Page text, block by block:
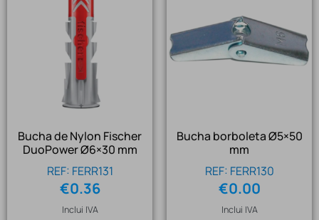
Bucha de Nylon Fischer
DuoPower Ø6×30 mm
REF: FERR131
€0.36
Inclui IVA
Bucha borboleta Ø5×50
mm
REF: FERR130
€0.00
Inclui IVA